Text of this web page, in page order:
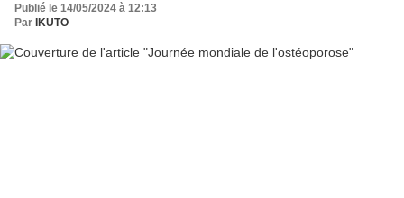
Publié le 14/05/2024 à 12:13
Par IKUTO